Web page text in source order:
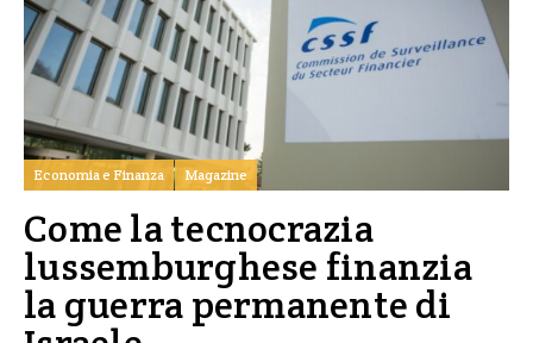
Economia e Finanza Magazine
Come la tecnocrazia
lussemburghese finanzia
la guerra permanente di